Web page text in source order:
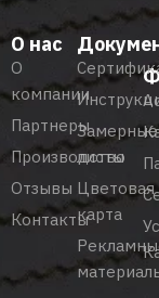
О нас
О
компании
Партнеры
Производство
Отзывы
Контакты
Замерные
листы
Цветовая
карта